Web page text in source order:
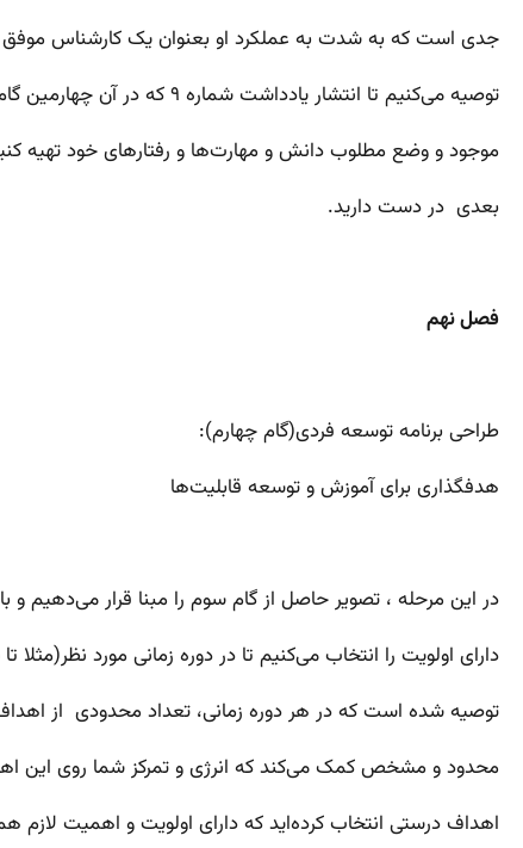
جدی است که به شدت به عملکرد او بعنوان یک کارشناس موفق
توصیه می‌کنیم تا انتشار یادداشت شماره ۹ که در آن چهارمین گام تدوین برنامه توسعه شخصی را توضیح می‌دهیم مشابه این مدل را از طریق مقایسه وضع
موجود و وضع مطلوب دانش و مهارت‌ها و رفتارهای خود تهیه
بعدی در دست دارید.
فصل نهم
طراحی برنامه توسعه فردی(گام چهارم):
هدفگذاری برای آموزش و توسعه قابلیت‌ها
در این مرحله ، تصویر حاصل از گام سوم را مبنا قرار می‌دهیم
دارای اولویت را انتخاب می‌کنیم تا در دوره زمانی مورد نظر(مثلا
توصیه شده است که در هر دوره زمانی، تعداد محدودی از اهداف که اولویت‌ و ضرورت
محدود و مشخص کمک می‌کند که انرژی و تمرکز شما روی این
اهداف درستی انتخاب کرده‌اید که دارای اولویت و اهمیت لازم